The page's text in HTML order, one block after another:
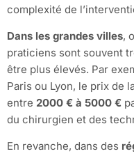
complexité de
Dans les grandes villes,
praticiens sont souvent
être plus élevés. Par
Paris ou Lyon, le prix de
entre 2000 € à 5000 €
du chirurgien et des
En revanche, dans des